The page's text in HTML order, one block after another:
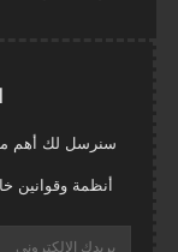
سنرسل لك أهم ما
أنظمة وقوانين